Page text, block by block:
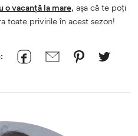
vacanță la mare, așa că te poți
toate privirile în acest sezon!